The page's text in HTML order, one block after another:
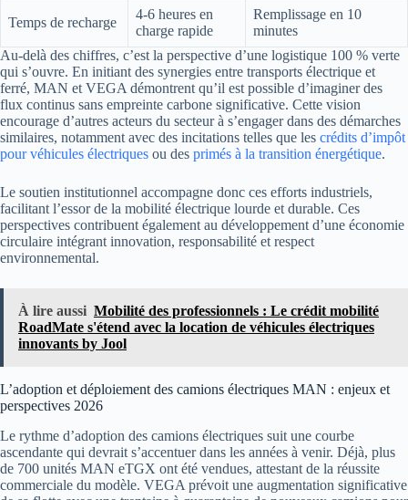
Temps de recharge
4-6 heures en
charge rapide
Remplissage en 10
minutes
Au-delà des chiffres, c’est la perspective d’une logistique 100 % verte
qui s’ouvre. En initiant des synergies entre transports électrique et
ferré, MAN et VEGA démontrent qu’il est possible d’imaginer des
flux continus sans empreinte carbone significative. Cette vision
encourage d’autres acteurs du secteur à s’engager dans des démarches
similaires, notamment avec des incitations telles que les crédits d’impôt
pour véhicules électriques ou des primés à la transition énergétique.
Le soutien institutionnel accompagne donc ces efforts industriels,
facilitant l’essor de la mobilité électrique lourde et durable. Ces
perspectives contribuent également au développement d’une économie
circulaire intégrant innovation, responsabilité et respect
environnemental.
À lire aussi Mobilité des professionnels : Le crédit mobilité
RoadMate s'étend avec la location de véhicules électriques
innovants by Jool
L’adoption et déploiement des camions électriques MAN : enjeux et
perspectives 2026
Le rythme d’adoption des camions électriques suit une courbe
ascendante qui devrait s’accentuer dans les années à venir. Déjà, plus
de 700 unités MAN eTGX ont été vendues, attestant de la réussite
commerciale du modèle. VEGA prévoit une augmentation significative